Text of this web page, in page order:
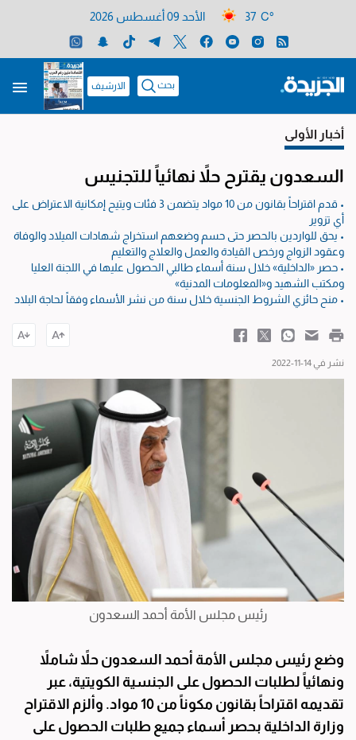
37 C° الأحد 09 أغسطس 2026
بحث الارشيف
أخبار الأولى
السعدون يقترح حلاً نهائياً للتجنيس
• قدم اقتراحاً بقانون من 10 مواد يتضمن 3 فئات ويتيح إمكانية الاعتراض على
أي تزوير
• يحق للواردين بالحصر حتى حسم وضعهم استخراج شهادات الميلاد والوفاة
وعقود الزواج ورخص القيادة والعمل والعلاج والتعليم
• حصر «الداخلية» خلال سنة أسماء طالبي الحصول عليها في اللجنة العليا
ومكتب الشهيد و«المعلومات المدنية»
• منح حائزي الشروط الجنسية خلال سنة من نشر الأسماء وفقاً لحاجة البلاد
نشر في 14-11-2022
رئيس مجلس الأمة أحمد السعدون
وضع رئيس مجلس الأمة أحمد السعدون حلاً شاملاً
ونهائياً لطلبات الحصول على الجنسية الكويتية، عبر
تقديمه اقتراحاً بقانون مكوناً من 10 مواد. وألزم الاقتراح
وزارة الداخلية بحصر أسماء جميع طلبات الحصول على